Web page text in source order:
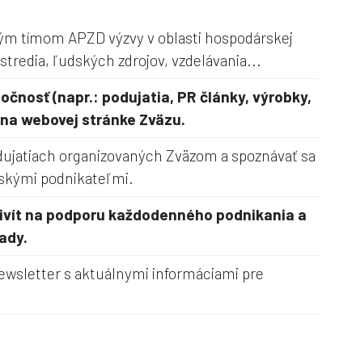
tímom APZD výzvy v oblasti hospodárskej
ľudských zdrojov, vzdelávania...
(napr.: podujatia, PR články, výrobky,
webovej stránke Zväzu.
organizovaných Zväzom a spoznávať sa
podnikateľmi.
na podporu každodenného podnikania a
s aktuálnymi informáciami pre